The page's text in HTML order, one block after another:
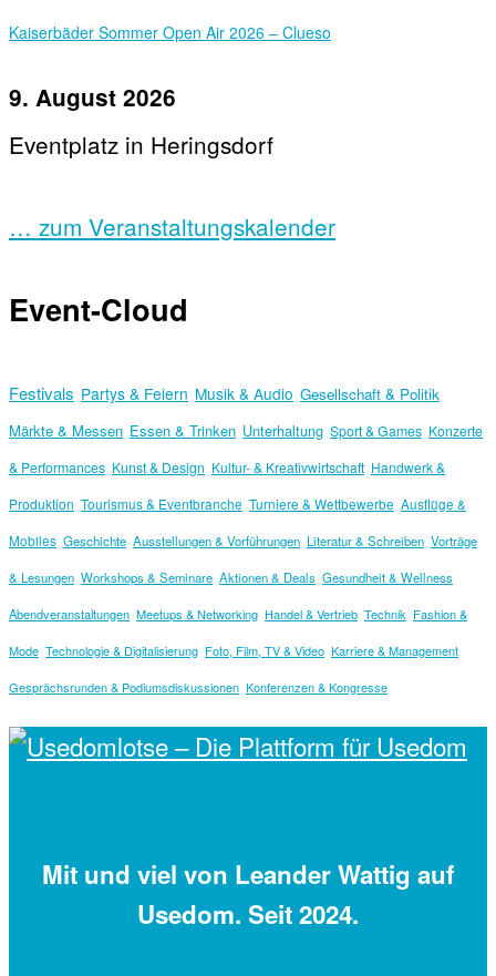
Kaiserbäder Sommer Open Air 2026 – Clueso
9. August 2026
Eventplatz in Heringsdorf
… zum Veranstaltungskalender
Event-Cloud
Festivals Partys & Feiern Musik & Audio Gesellschaft & Politik
Märkte & Messen Essen & Trinken Unterhaltung Sport & Games Konzerte
& Performances Kunst & Design Kultur- & Kreativwirtschaft Handwerk &
Produktion Tourismus & Eventbranche Turniere & Wettbewerbe Ausflüge &
Mobiles Geschichte Ausstellungen & Vorführungen Literatur & Schreiben Vorträge
& Lesungen Workshops & Seminare Aktionen & Deals Gesundheit & Wellness
Abendveranstaltungen Meetups & Networking Handel & Vertrieb Technik Fashion &
Mode Technologie & Digitalisierung Foto, Film, TV & Video Karriere & Management
Gesprächsrunden & Podiumsdiskussionen Konferenzen & Kongresse
Mit und viel von Leander Wattig auf
Usedom. Seit 2024.